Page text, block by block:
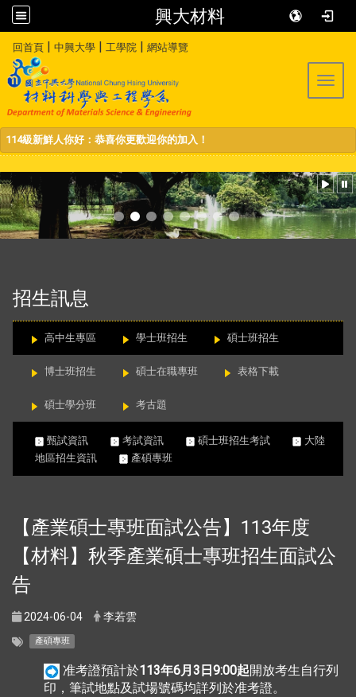
興大材料
回首頁 | 中興大學 | 工學院 | 網站導覽
114級新鮮人你好：恭喜你更歡迎你的加入！
招生訊息
高中生專區 學士班招生 碩士班招生
博士班招生 碩士在職專班 表格下載
碩士學分班 考古題
甄試資訊 考試資訊 碩士班招生考試
大陸
地區招生資訊
產碩專班
【產業碩士專班面試公告】113年度
【材料】秋季產業碩士專班招生面試公
告
2024-06-04 李若雲
產碩專班
准考證預計於113年6月3日9:00起開放考生自行列
印，筆試地點及試場號碼均詳列於准考證。